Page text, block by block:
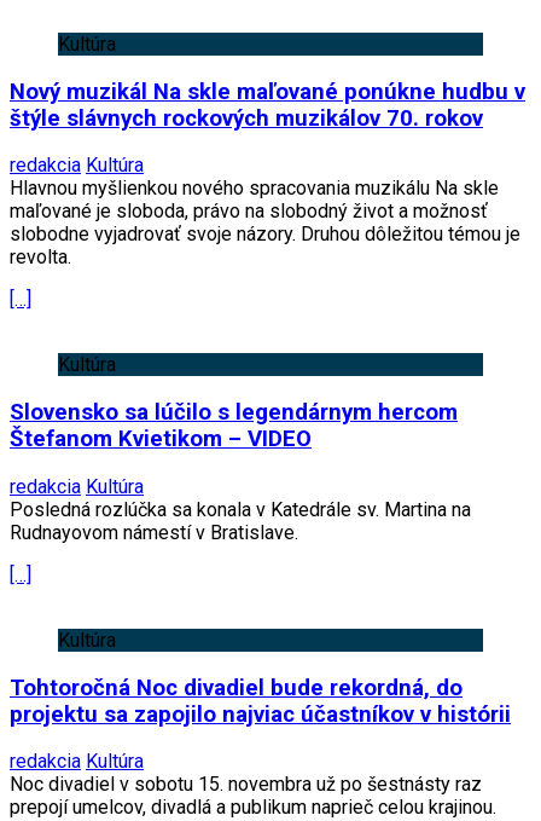
Kultúra
Nový muzikál Na skle maľované ponúkne hudbu v
štýle slávnych rockových muzikálov 70. rokov
redakcia Kultúra
Hlavnou myšlienkou nového spracovania muzikálu Na skle
maľované je sloboda, právo na slobodný život a možnosť
slobodne vyjadrovať svoje názory. Druhou dôležitou témou je
revolta.
[…]
Kultúra
Slovensko sa lúčilo s legendárnym hercom
Štefanom Kvietikom – VIDEO
redakcia Kultúra
Posledná rozlúčka sa konala v Katedrále sv. Martina na
Rudnayovom námestí v Bratislave.
[…]
Kultúra
Tohtoročná Noc divadiel bude rekordná, do
projektu sa zapojilo najviac účastníkov v histórii
redakcia Kultúra
Noc divadiel v sobotu 15. novembra už po šestnásty raz
prepojí umelcov, divadlá a publikum naprieč celou krajinou.